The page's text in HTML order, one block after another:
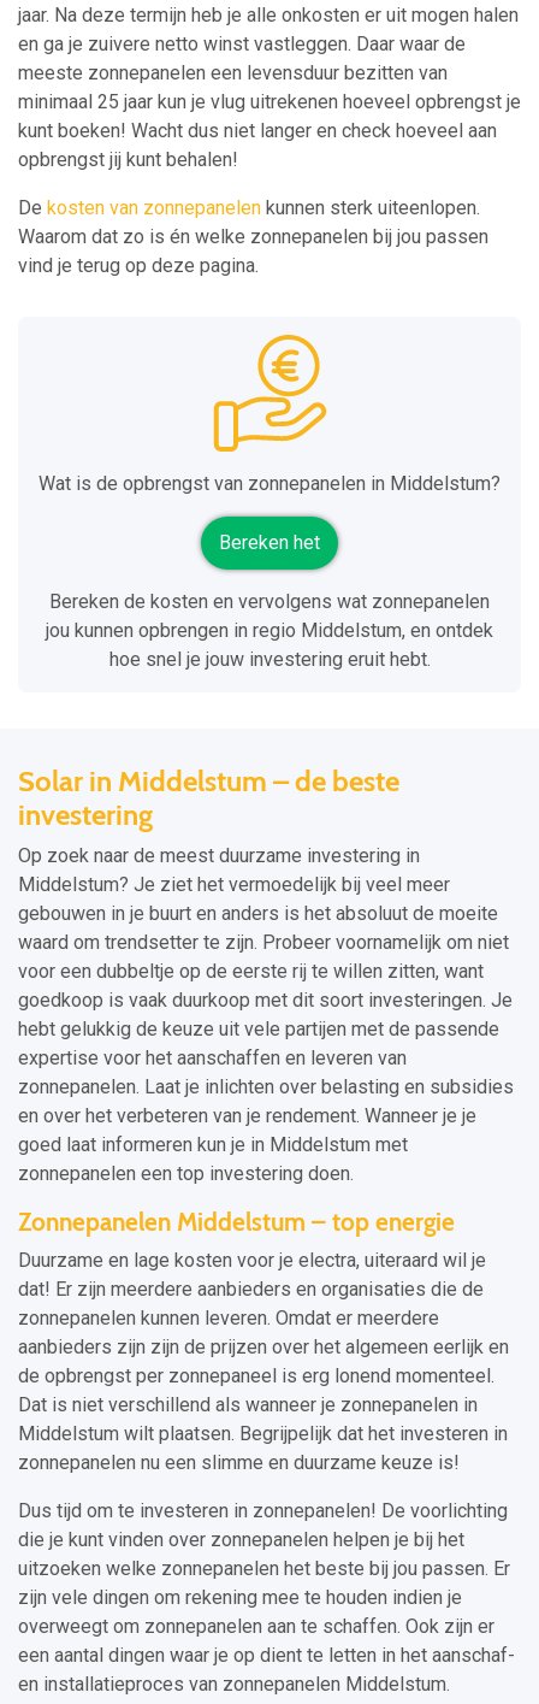
jaar. Na deze termijn heb je alle onkosten er uit mogen halen
en ga je zuivere netto winst vastleggen. Daar waar de
meeste zonnepanelen een levensduur bezitten van
minimaal 25 jaar kun je vlug uitrekenen hoeveel opbrengst je
kunt boeken! Wacht dus niet langer en check hoeveel aan
opbrengst jij kunt behalen!
De kosten van zonnepanelen kunnen sterk uiteenlopen.
Waarom dat zo is én welke zonnepanelen bij jou passen
vind je terug op deze pagina.
Wat is de opbrengst van zonnepanelen in Middelstum?
Bereken het
Bereken de kosten en vervolgens wat zonnepanelen
jou kunnen opbrengen in regio Middelstum, en ontdek
hoe snel je jouw investering eruit hebt.
Solar in Middelstum – de beste
investering
Op zoek naar de meest duurzame investering in
Middelstum? Je ziet het vermoedelijk bij veel meer
gebouwen in je buurt en anders is het absoluut de moeite
waard om trendsetter te zijn. Probeer voornamelijk om niet
voor een dubbeltje op de eerste rij te willen zitten, want
goedkoop is vaak duurkoop met dit soort investeringen. Je
hebt gelukkig de keuze uit vele partijen met de passende
expertise voor het aanschaffen en leveren van
zonnepanelen. Laat je inlichten over belasting en subsidies
en over het verbeteren van je rendement. Wanneer je je
goed laat informeren kun je in Middelstum met
zonnepanelen een top investering doen.
Zonnepanelen Middelstum – top energie
Duurzame en lage kosten voor je electra, uiteraard wil je
dat! Er zijn meerdere aanbieders en organisaties die de
zonnepanelen kunnen leveren. Omdat er meerdere
aanbieders zijn zijn de prijzen over het algemeen eerlijk en
de opbrengst per zonnepaneel is erg lonend momenteel.
Dat is niet verschillend als wanneer je zonnepanelen in
Middelstum wilt plaatsen. Begrijpelijk dat het investeren in
zonnepanelen nu een slimme en duurzame keuze is!
Dus tijd om te investeren in zonnepanelen! De voorlichting
die je kunt vinden over zonnepanelen helpen je bij het
uitzoeken welke zonnepanelen het beste bij jou passen. Er
zijn vele dingen om rekening mee te houden indien je
overweegt om zonnepanelen aan te schaffen. Ook zijn er
een aantal dingen waar je op dient te letten in het aanschaf-
en installatieproces van zonnepanelen Middelstum.